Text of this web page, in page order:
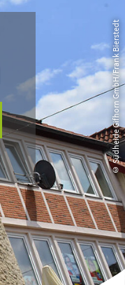
© Südheide Gifhorn GmbH/Frank Bierstedt